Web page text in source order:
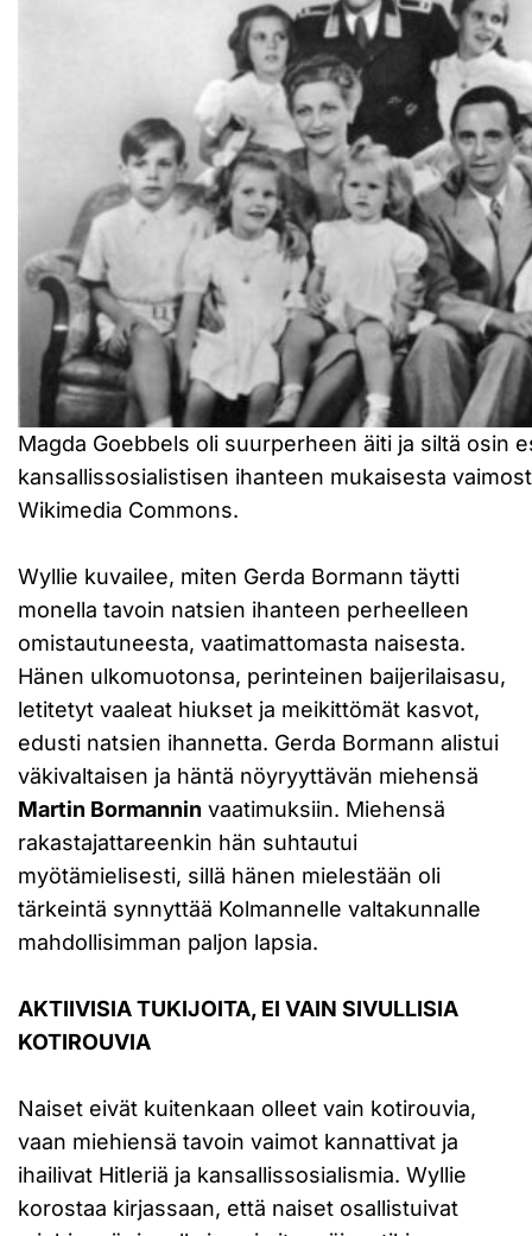
Magda Goebbels oli suurperheen äiti ja siltä osin
kansallissosialistisen ihanteen mukaisesta
Wikimedia Commons.
Wyllie kuvailee, miten Gerda Bormann täytti
monella tavoin natsien ihanteen perheelleen
omistautuneesta, vaatimattomasta naisesta.
Hänen ulkomuotonsa, perinteinen baijerilaisasu,
letitetyt vaaleat hiukset ja meikittömät kasvot,
edusti natsien ihannetta. Gerda Bormann alistui
väkivaltaisen ja häntä nöyryyttävän miehensä
Martin Bormannin vaatimuksiin. Miehensä
rakastajattareenkin hän suhtautui
myötämielisesti, sillä hänen mielestään oli
tärkeintä synnyttää Kolmannelle valtakunnalle
mahdollisimman paljon lapsia.
AKTIIVISIA TUKIJOITA, EI VAIN SIVULLISIA
KOTIROUVIA
Naiset eivät kuitenkaan olleet vain kotirouvia,
vaan miehiensä tavoin vaimot kannattivat ja
ihailivat Hitleriä ja kansallissosialismia. Wyllie
korostaa kirjassaan, että naiset osallistuivat